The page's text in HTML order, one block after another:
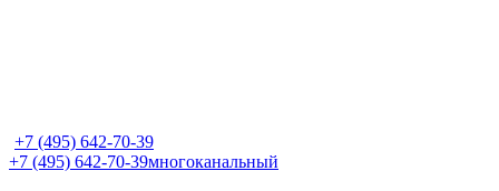
+7 (495) 642-70-39
+7 (495) 642-70-39многоканальный